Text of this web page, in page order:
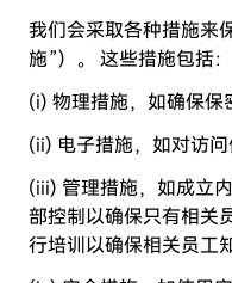
我们会采取各种措施来
施”）。 这些措施包括：
(i) 物理措施，如确保保
(ii) 电子措施，如对访问
(iii) 管理措施，如成立
部控制以确保只有相关
行培训以确保相关员工